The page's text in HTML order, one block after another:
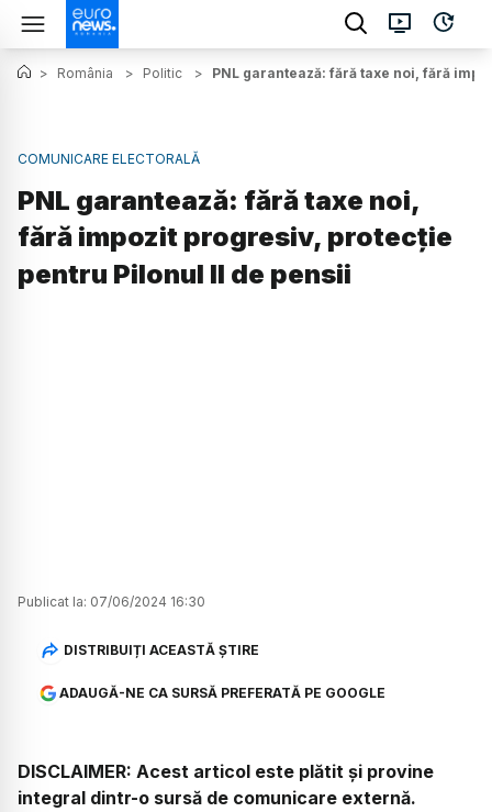
> România > Politic > PNL garantează: fără taxe noi, fără
COMUNICARE ELECTORALĂ
PNL garantează: fără taxe noi,
fără impozit progresiv, protecție
pentru Pilonul II de pensii
Publicat la: 07/06/2024 16:30
DISTRIBUIȚI ACEASTĂ ȘTIRE
ADAUGĂ-NE CA SURSĂ PREFERATĂ PE GOOGLE
DISCLAIMER: Acest articol este plătit și provine
integral dintr-o sursă de comunicare externă.